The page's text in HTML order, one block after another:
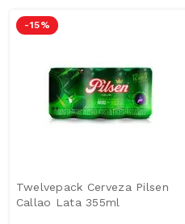
-15 %
Twelvepack Cerveza Pilsen
Callao Lata 355ml